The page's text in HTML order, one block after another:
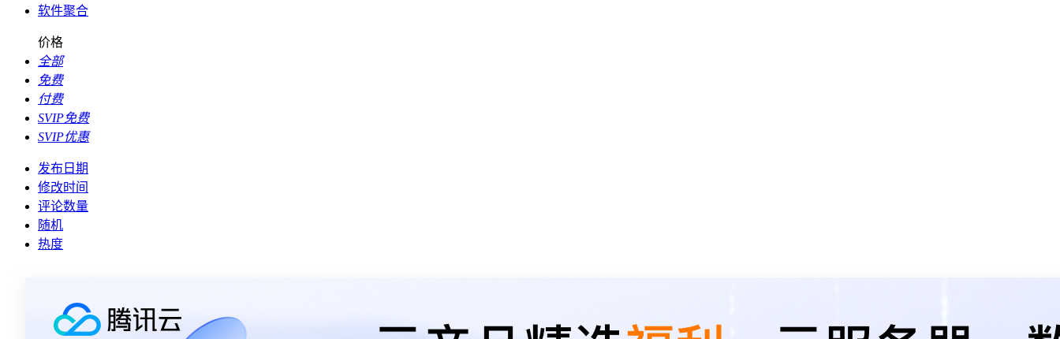
软件聚合
价格
全部
免费
付费
SVIP免费
SVIP优惠
发布日期
修改时间
评论数量
随机
热度